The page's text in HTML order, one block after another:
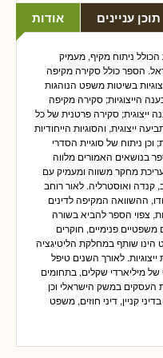
אודות תוכן עניינים
ניתוח מקיף, מעמיק
הספר כולל סקירה מקיפה
בשיטות משפט הנוהגות
הייצוגיות; סקירה מקיפה
ייצוגית; סקירה פרטנית של כל
ייצוגית, והסוגיות הייחודיות
ניתוח של סוגיית הסדרי
בנושאים האמורים מלווה
מחקר משווה ומעמיק עם
קנדה ואוסטרליה. לאור רוחב
ההשוואה המקיפה לדינים
צפוי הספר להביא בשורה
משפטיים פנימיים, חוקרים
הינו שותף במחלקת הליטיגציה
לאורך השנים טיפל
של מיליארדי שקלים, בתחומים
העסקים במשק הישראלי וכן
קניין, דיני חוזים, משפט